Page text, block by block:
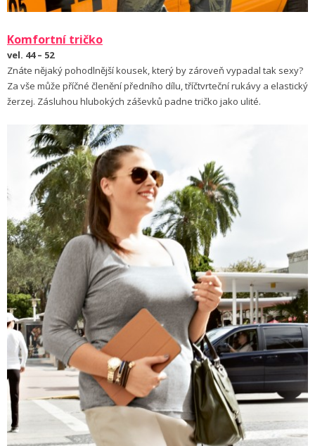
Komfortní tričko
vel. 44 – 52
Znáte nějaký pohodlnější kousek, který by zároveň vypadal tak sexy?
Za vše může příčné členění předního dílu, tříčtvrteční rukávy a elastický
žerzej. Zásluhou hlubokých záševků padne tričko jako ulité.